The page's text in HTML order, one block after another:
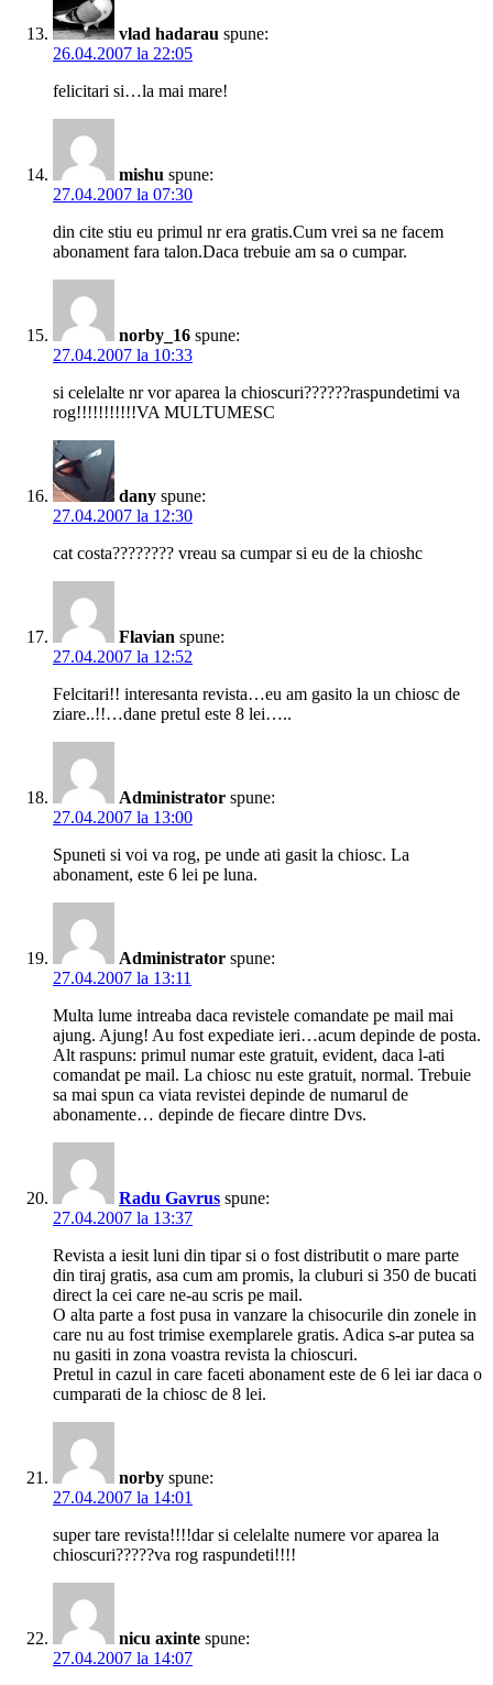
vlad hadarau spune:
26.04.2007 la 22:05
felicitari si…la mai mare!
mishu spune:
27.04.2007 la 07:30
din cite stiu eu primul nr era gratis.Cum vrei sa ne facem
abonament fara talon.Daca trebuie am sa o cumpar.
norby_16 spune:
27.04.2007 la 10:33
si celelalte nr vor aparea la chioscuri??????raspundetimi va
rog!!!!!!!!!!!VA MULTUMESC
dany spune:
27.04.2007 la 12:30
cat costa???????? vreau sa cumpar si eu de la chioshc
Flavian spune:
27.04.2007 la 12:52
Felcitari!! interesanta revista…eu am gasito la un chiosc de
ziare..!!…dane pretul este 8 lei…..
Administrator spune:
27.04.2007 la 13:00
Spuneti si voi va rog, pe unde ati gasit la chiosc. La
abonament, este 6 lei pe luna.
Administrator spune:
27.04.2007 la 13:11
Multa lume intreaba daca revistele comandate pe mail mai
ajung. Ajung! Au fost expediate ieri…acum depinde de posta.
Alt raspuns: primul numar este gratuit, evident, daca l-ati
comandat pe mail. La chiosc nu este gratuit, normal. Trebuie
sa mai spun ca viata revistei depinde de numarul de
abonamente… depinde de fiecare dintre Dvs.
Radu Gavrus spune:
27.04.2007 la 13:37
Revista a iesit luni din tipar si o fost distributit o mare parte
din tiraj gratis, asa cum am promis, la cluburi si 350 de bucati
direct la cei care ne-au scris pe mail.
O alta parte a fost pusa in vanzare la chisocurile din zonele in
care nu au fost trimise exemplarele gratis. Adica s-ar putea sa
nu gasiti in zona voastra revista la chioscuri.
Pretul in cazul in care faceti abonament este de 6 lei iar daca o
cumparati de la chiosc de 8 lei.
norby spune:
27.04.2007 la 14:01
super tare revista!!!!dar si celelalte numere vor aparea la
chioscuri?????va rog raspundeti!!!!
nicu axinte spune:
27.04.2007 la 14:07